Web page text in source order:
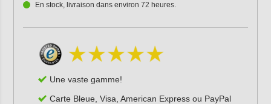
En stock, livraison dans environ 72 heures.
Une vaste gamme!
Carte Bleue, Visa, American Express ou PayPal